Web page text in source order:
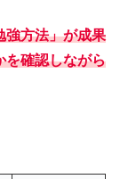
強方法」が成果
を確認しながら